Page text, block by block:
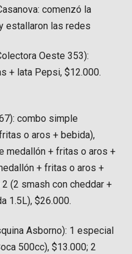
comenzó la
estallaron las redes
Oeste 353):
+ lata Pepsi, $12.000.
combo simple
o aros + bebida),
medallón + fritas o aros +
+ fritas o aros +
(2 smash con cheddar +
1.5L), $26.000.
Asborno): 1 especial
500cc), $13.000; 2